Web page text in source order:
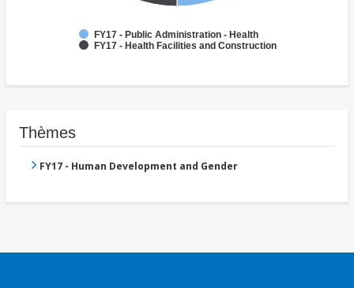
FY17 - Public Administration - Health
FY17 - Health Facilities and Construction
Thèmes
FY17 - Human Development and Gender